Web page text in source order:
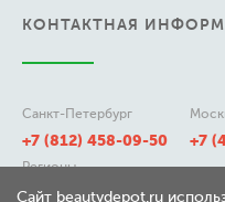
КОНТАКТНАЯ
Санкт-Петербург
+7 (812) 458-09-50 +7
Регионы
8 (800) 511-21-50
Сайт beautydepot.ru